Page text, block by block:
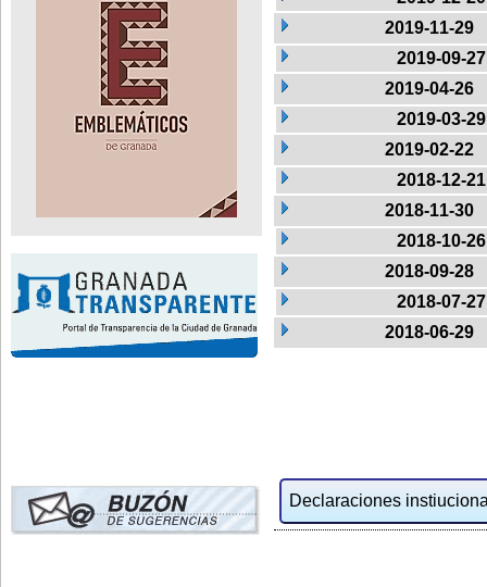
2019-11-29
2019-09-27
2019-04-26
2019-03-29
2019-02-22
2018-12-21
2018-11-30
2018-10-26
2018-09-28
2018-07-27
2018-06-29
Declaraciones